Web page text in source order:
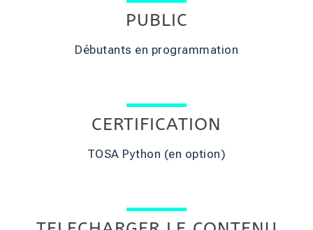
PUBLIC
Débutants en programmation
CERTIFICATION
TOSA Python (en option)